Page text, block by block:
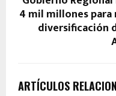
4 mil millones
diversificación
ARTÍCULOS